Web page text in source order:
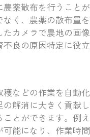
薬散布を行うこと
く、農薬の散布量
カメラで農地の画
良の原因特定に役
などの作業を自動
解消に大きく貢献
とができます。例
能になり、作業時